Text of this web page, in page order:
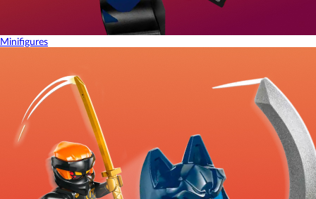
Minifigures